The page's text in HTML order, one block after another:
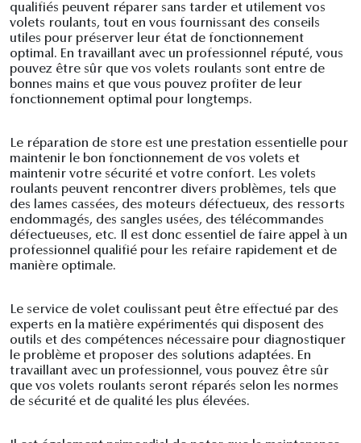
qualifiés peuvent réparer sans tarder et utilement vos
volets roulants, tout en vous fournissant des conseils
utiles pour préserver leur état de fonctionnement
optimal. En travaillant avec un professionnel réputé, vous
pouvez être sûr que vos volets roulants sont entre de
bonnes mains et que vous pouvez profiter de leur
fonctionnement optimal pour longtemps.
Le réparation de store est une prestation essentielle pour
maintenir le bon fonctionnement de vos volets et
maintenir votre sécurité et votre confort. Les volets
roulants peuvent rencontrer divers problèmes, tels que
des lames cassées, des moteurs défectueux, des ressorts
endommagés, des sangles usées, des télécommandes
défectueuses, etc. Il est donc essentiel de faire appel à un
professionnel qualifié pour les refaire rapidement et de
manière optimale.
Le service de volet coulissant peut être effectué par des
experts en la matière expérimentés qui disposent des
outils et des compétences nécessaire pour diagnostiquer
le problème et proposer des solutions adaptées. En
travaillant avec un professionnel, vous pouvez être sûr
que vos volets roulants seront réparés selon les normes
de sécurité et de qualité les plus élevées.